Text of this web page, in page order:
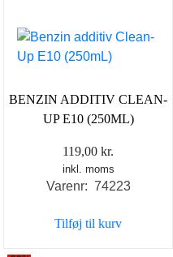
BENZIN ADDITIV CLEAN-
UP E10 (250ML)
119,00 kr.
inkl. moms
Varenr: 74223
Tilføj til kurv